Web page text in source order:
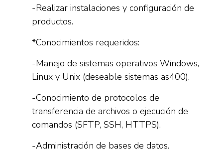
-Realizar instalaciones y configuración de
productos.
*Conocimientos requeridos:
-Manejo de sistemas operativos Windows,
Linux y Unix (deseable sistemas as400).
-Conocimiento de protocolos de
transferencia de archivos o ejecución de
comandos (SFTP, SSH, HTTPS).
-Administración de bases de datos.